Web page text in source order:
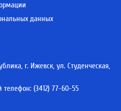
данных
г. Ижевск, ул. Студенческая,
телефон: (3412) 77-60-55